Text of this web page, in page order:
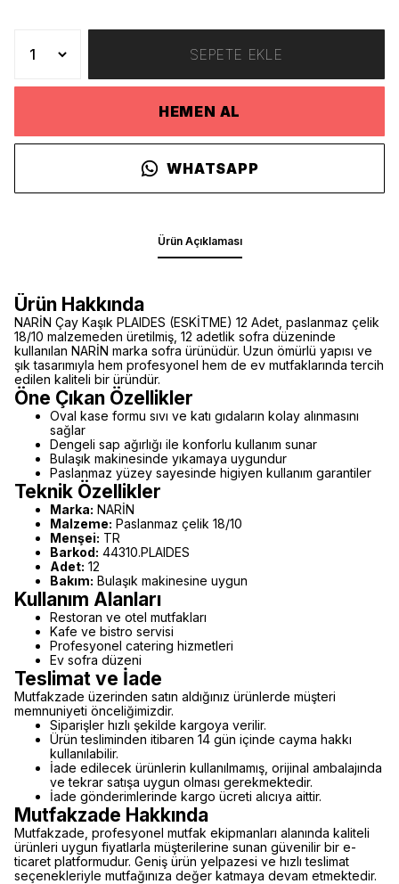
SEPETE EKLE
HEMEN AL
WHATSAPP
Ürün Açıklaması
Ürün Hakkında
NARİN Çay Kaşık PLAIDES (ESKİTME) 12 Adet, paslanmaz çelik
18/10 malzemeden üretilmiş, 12 adetlik sofra düzeninde
kullanılan NARİN marka sofra ürünüdür. Uzun ömürlü yapısı ve
şık tasarımıyla hem profesyonel hem de ev mutfaklarında tercih
edilen kaliteli bir üründür.
Öne Çıkan Özellikler
Oval kase formu sıvı ve katı gıdaların kolay alınmasını
sağlar
Dengeli sap ağırlığı ile konforlu kullanım sunar
Bulaşık makinesinde yıkamaya uygundur
Paslanmaz yüzey sayesinde higiyen kullanım garantiler
Teknik Özellikler
Marka: NARİN
Malzeme: Paslanmaz çelik 18/10
Menşei: TR
Barkod: 44310.PLAIDES
Adet: 12
Bakım: Bulaşık makinesine uygun
Kullanım Alanları
Restoran ve otel mutfakları
Kafe ve bistro servisi
Profesyonel catering hizmetleri
Ev sofra düzeni
Teslimat ve İade
Mutfakzade üzerinden satın aldığınız ürünlerde müşteri
memnuniyeti önceliğimizdir.
Siparişler hızlı şekilde kargoya verilir.
Ürün tesliminden itibaren 14 gün içinde cayma hakkı
kullanılabilir.
İade edilecek ürünlerin kullanılmamış, orijinal ambalajında
ve tekrar satışa uygun olması gerekmektedir.
İade gönderimlerinde kargo ücreti alıcıya aittir.
Mutfakzade Hakkında
Mutfakzade, profesyonel mutfak ekipmanları alanında kaliteli
ürünleri uygun fiyatlarla müşterilerine sunan güvenilir bir e-
ticaret platformudur. Geniş ürün yelpazesi ve hızlı teslimat
seçenekleriyle mutfağınıza değer katmaya devam etmektedir.